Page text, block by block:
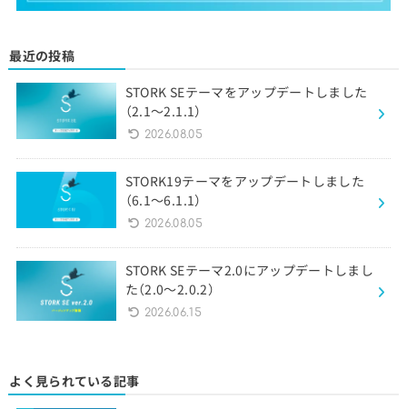
最近の投稿
STORK SEテーマをアップデートしました
（2.1〜2.1.1）
2026.08.05
STORK19テーマをアップデートしました
（6.1〜6.1.1）
2026.08.05
STORK SEテーマ2.0にアップデートしまし
た（2.0〜2.0.2）
2026.06.15
よく見られている記事